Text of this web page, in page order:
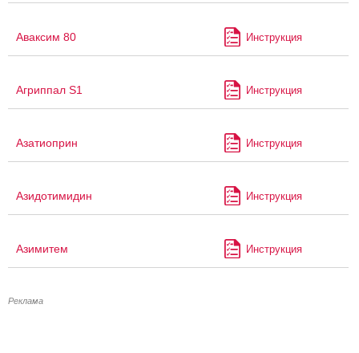
Аваксим 80 Инструкция
Агриппал S1 Инструкция
Азатиоприн Инструкция
Азидотимидин Инструкция
Азимитем Инструкция
Реклама